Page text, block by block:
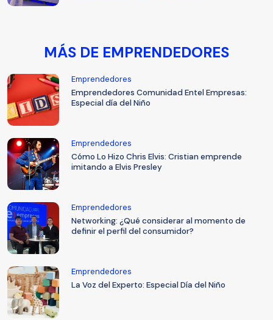
MÁS DE EMPRENDEDORES
Emprendedores
Emprendedores Comunidad Entel Empresas:
Especial día del Niño
Emprendedores
Cómo Lo Hizo Chris Elvis: Cristian emprende
imitando a Elvis Presley
Emprendedores
Networking: ¿Qué considerar al momento de
definir el perfil del consumidor?
Emprendedores
La Voz del Experto: Especial Día del Niño